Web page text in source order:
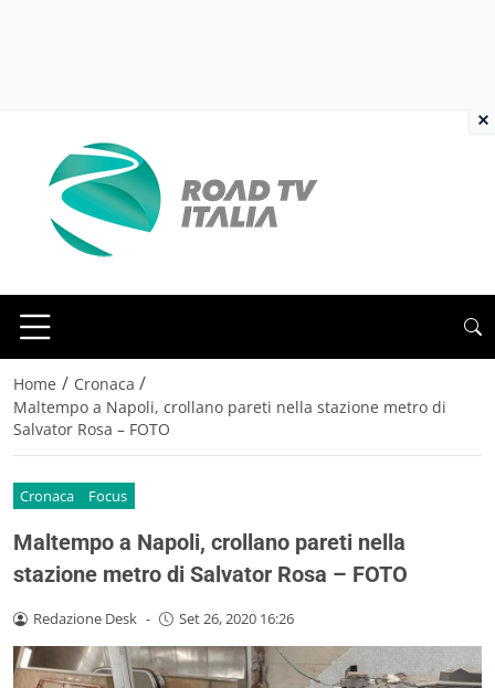
Home / Cronaca /
Maltempo a Napoli, crollano pareti nella stazione metro di
Salvator Rosa – FOTO
Cronaca Focus
Maltempo a Napoli, crollano pareti nella
stazione metro di Salvator Rosa – FOTO
Redazione Desk - Set 26, 2020 16:26
×